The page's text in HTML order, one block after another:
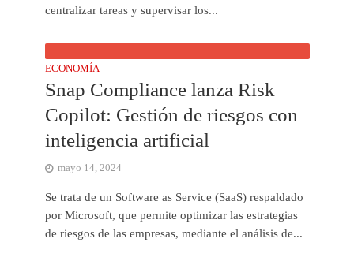
centralizar tareas y supervisar los...
ECONOMÍA
Snap Compliance lanza Risk
Copilot: Gestión de riesgos con
inteligencia artificial
mayo 14, 2024
Se trata de un Software as Service (SaaS) respaldado
por Microsoft, que permite optimizar las estrategias
de riesgos de las empresas, mediante el análisis de...